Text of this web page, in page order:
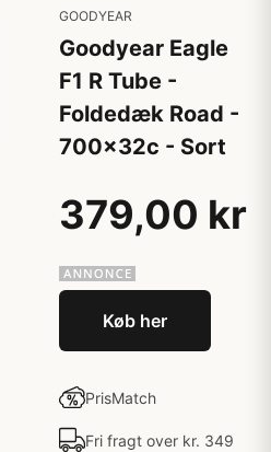
GOODYEAR
Goodyear Eagle
F1 R Tube -
Foldedæk Road -
700x32c - Sort
379,00 kr
Køb her
PrisMatch
Fri fragt over kr. 349